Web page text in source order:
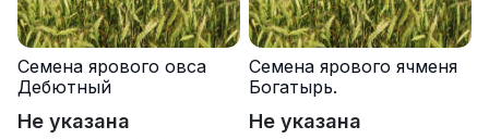
Семена ярового овса
Дебютный
Не указана
Семена ярового ячменя
Богатырь.
Не указана